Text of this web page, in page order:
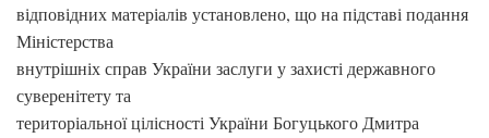
відповідних матеріалів установлено, що на підставі подання
Міністерства
внутрішніх справ України заслуги у захисті державного
суверенітету та
територіальної цілісності України Богуцького Дмитра